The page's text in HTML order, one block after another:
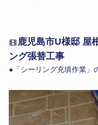
鹿児島市U様邸 屋
ング張替工事
●「シーリング充填作業」